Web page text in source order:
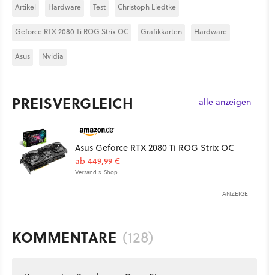
Artikel Hardware Test Christoph Liedtke
Geforce RTX 2080 Ti ROG Strix OC Grafikkarten Hardware
Asus Nvidia
PREISVERGLEICH alle anzeigen
Asus Geforce RTX 2080 Ti ROG Strix OC
ab 449,99 €
Versand s. Shop
ANZEIGE
KOMMENTARE (128)